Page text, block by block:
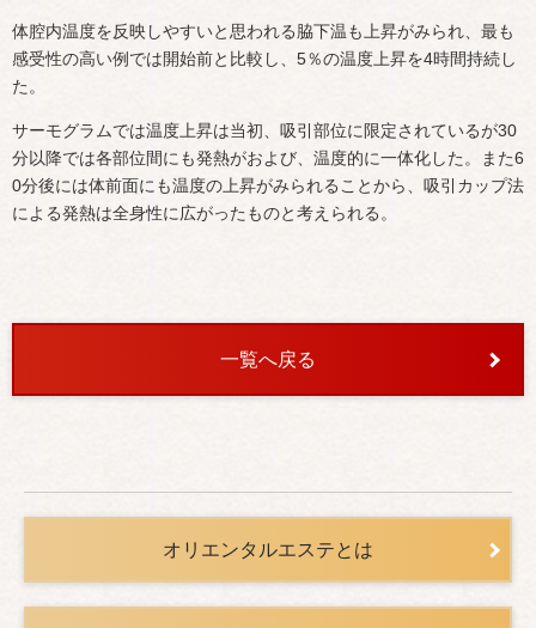
体腔内温度を反映しやすいと思われる脇下温も上昇がみられ、最も
感受性の高い例では開始前と比較し、5％の温度上昇を4時間持続し
た。
サーモグラムでは温度上昇は当初、吸引部位に限定されているが30
分以降では各部位間にも発熱がおよび、温度的に一体化した。また6
0分後には体前面にも温度の上昇がみられることから、吸引カップ法
による発熱は全身性に広がったものと考えられる。
一覧へ戻る
オリエンタルエステとは